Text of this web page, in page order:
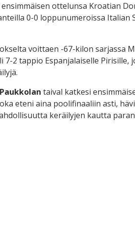
ottelunsa Kroatian
0-0 loppunumeroissa Italian
voittaen -67-kilon sarjassa
2 tappio Espanjalaiselle Pirisille,
taival katkesi
eteni aina poolifinaaliin asti,
keräilyjen kautta